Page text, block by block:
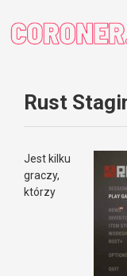
content
Rust
Jest kilku
graczy,
którzy